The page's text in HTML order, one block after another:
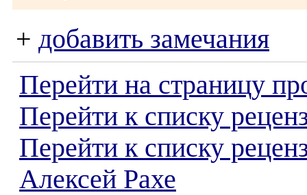
+ добавить замечания
Перейти на страницу
Перейти к списку
Перейти к списку
Алексей Рахе